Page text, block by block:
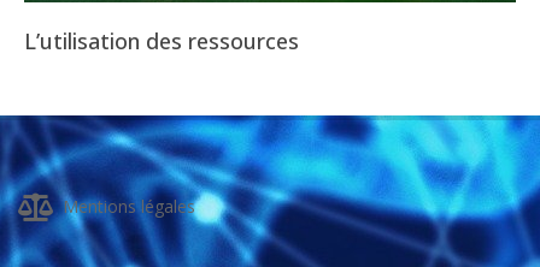
L’utilisation des ressources
01
Mentions légales